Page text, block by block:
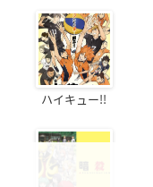
ハイキュー!!